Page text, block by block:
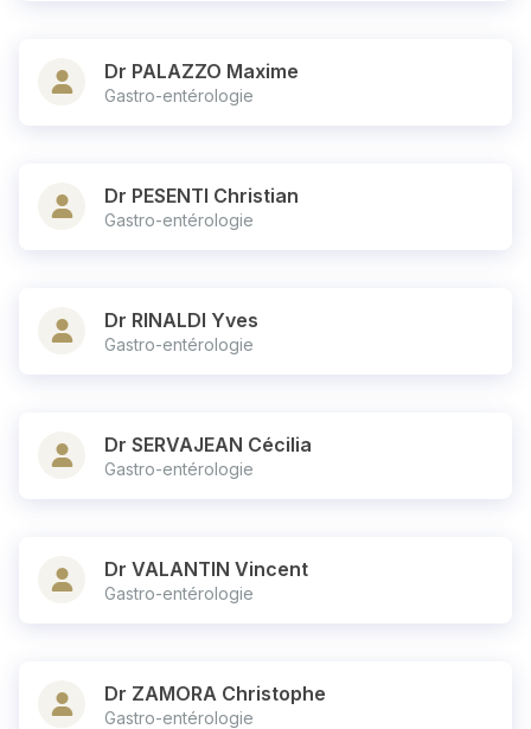
Dr PALAZZO Maxime
Gastro-entérologie
Dr PESENTI Christian
Gastro-entérologie
Dr RINALDI Yves
Gastro-entérologie
Dr SERVAJEAN Cécilia
Gastro-entérologie
Dr VALANTIN Vincent
Gastro-entérologie
Dr ZAMORA Christophe
Gastro-entérologie